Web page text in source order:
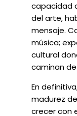
capacidad
del arte,
mensaje.
música;
cultural
caminan
En
madurez
crecer con